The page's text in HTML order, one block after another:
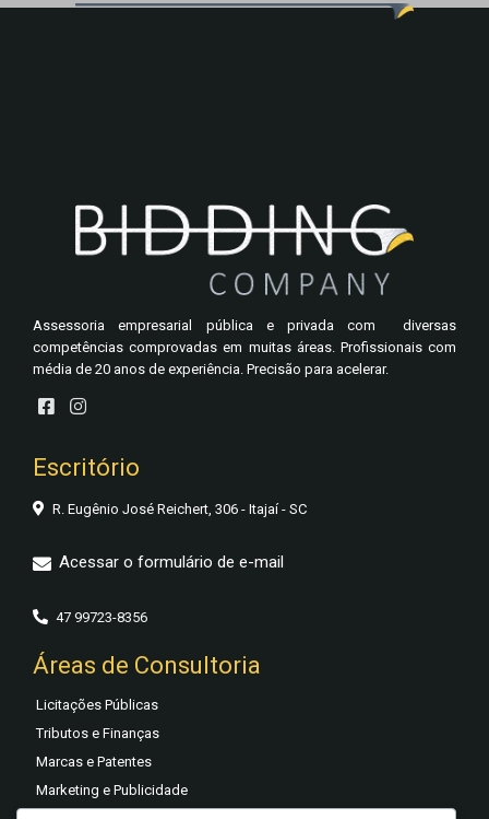
Assessoria empresarial pública e privada com diversas
competências comprovadas em muitas áreas. Profissionais com
média de 20 anos de experiência. Precisão para acelerar.
Escritório
R. Eugênio José Reichert, 306 - Itajaí - SC
Acessar o formulário de e-mail
47 99723-8356
Áreas de Consultoria
Licitações Públicas
Tributos e Finanças
Marcas e Patentes
Marketing e Publicidade